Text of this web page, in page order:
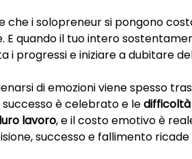
che i solopreneur si pongono
E quando il tuo intero
i progressi e iniziare a dubitare
di emozioni viene spesso
è celebrato e le
lavoro, e il costo emotivo è
successo e fallimento